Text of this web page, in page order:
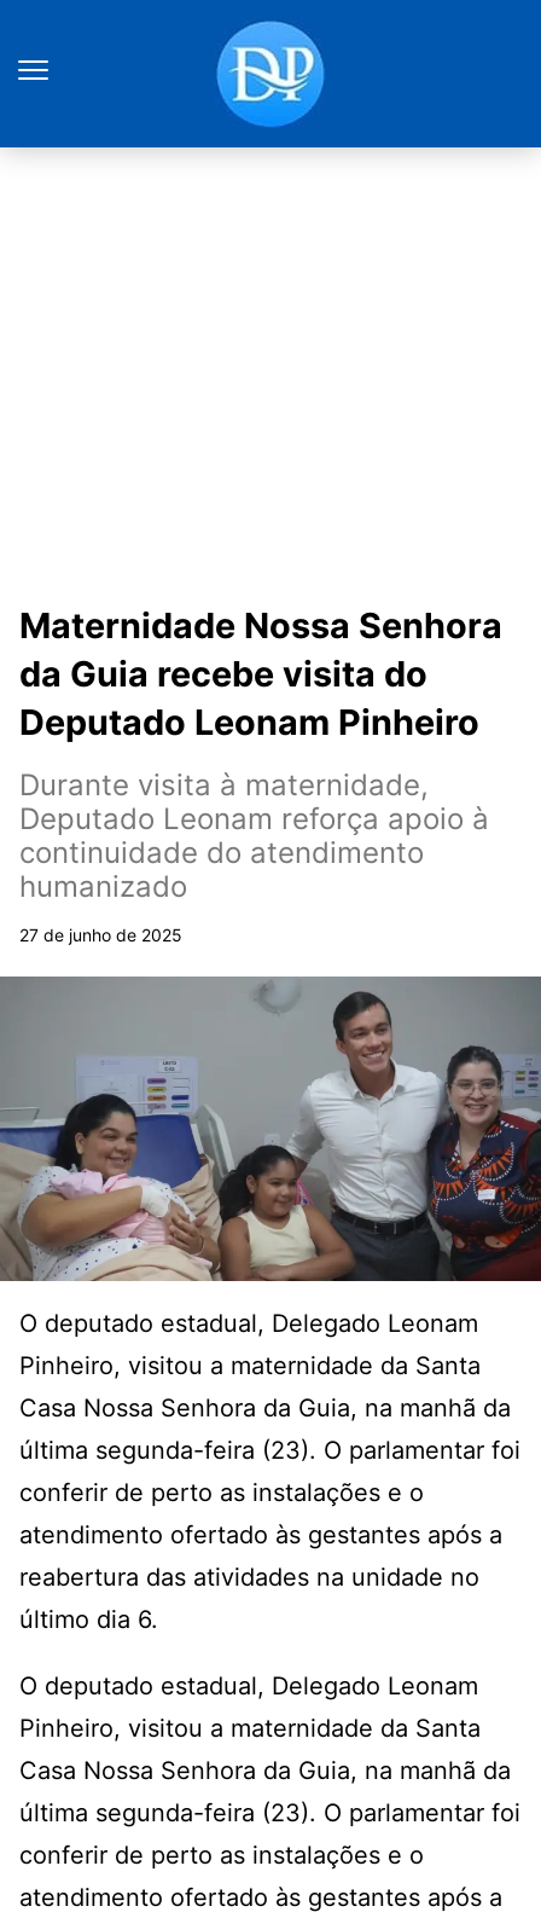
Maternidade Nossa Senhora
da Guia recebe visita do
Deputado Leonam Pinheiro
Durante visita à maternidade,
Deputado Leonam reforça apoio à
continuidade do atendimento
humanizado
27 de junho de 2025
O deputado estadual, Delegado Leonam
Pinheiro, visitou a maternidade da Santa
Casa Nossa Senhora da Guia, na manhã da
última segunda-feira (23). O parlamentar foi
conferir de perto as instalações e o
atendimento ofertado às gestantes após a
reabertura das atividades na unidade no
último dia 6.
O deputado estadual, Delegado Leonam
Pinheiro, visitou a maternidade da Santa
Casa Nossa Senhora da Guia, na manhã da
última segunda-feira (23). O parlamentar foi
conferir de perto as instalações e o
atendimento ofertado às gestantes após a